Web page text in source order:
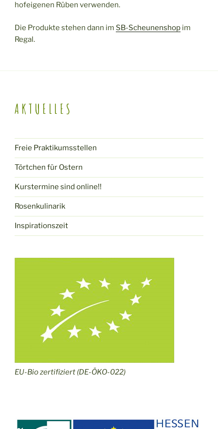
hofeigenen Rüben verwenden.
Die Produkte stehen dann im SB-Scheunenshop im
Regal.
AKTUELLES
Freie Praktikumsstellen
Törtchen für Ostern
Kurstermine sind online!!
Rosenkulinarik
Inspirationszeit
EU-Bio zertifiziert (DE-ÖKO-022)